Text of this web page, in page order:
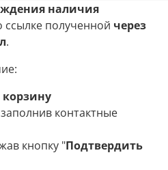
наличия
ссылке полученной через
.
корзину
контактные
кнопку "Подтвердить